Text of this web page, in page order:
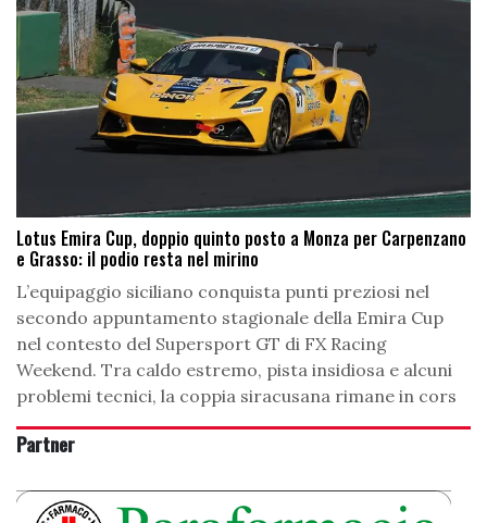
Lotus Emira Cup, doppio quinto posto a Monza per Carpenzano
e Grasso: il podio resta nel mirino
L’equipaggio siciliano conquista punti preziosi nel
secondo appuntamento stagionale della Emira Cup
nel contesto del Supersport GT di FX Racing
Weekend. Tra caldo estremo, pista insidiosa e alcuni
problemi tecnici, la coppia siracusana rimane in cors
Partner